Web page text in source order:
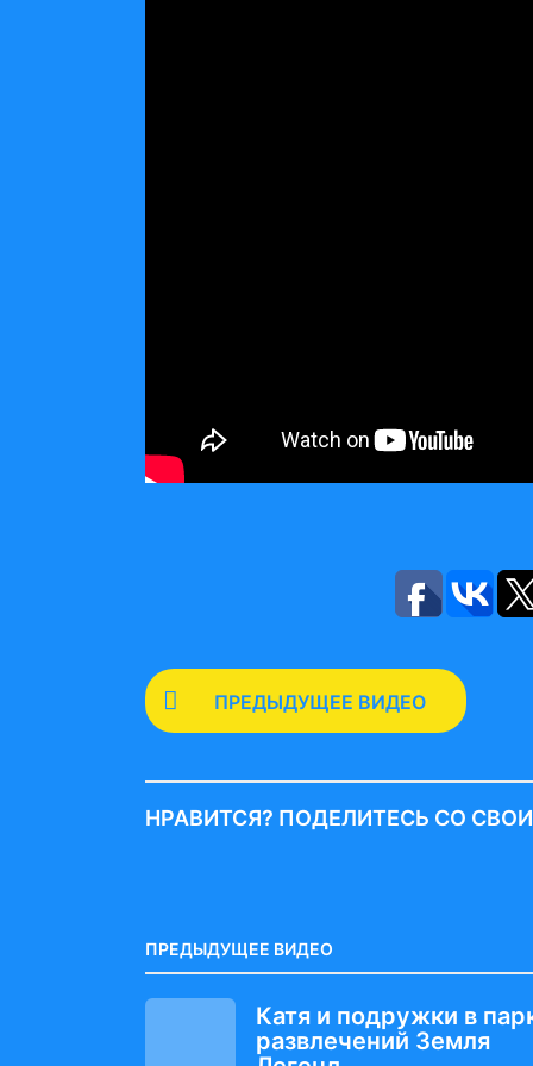
P
o
t
P
i
n
ПРЕДЫДУЩЕЕ ВИДЕО
НРАВИТСЯ? ПОДЕЛИТЕСЬ СО
ПРЕДЫДУЩЕЕ ВИДЕО
Катя и подружки в
развлечений Земля